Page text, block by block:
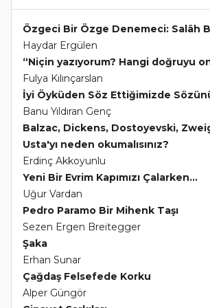
Özgeci Bir Özge Denemeci: Salâh
Haydar Ergülen
“Niçin yazıyorum? Hangi doğruyu
Fulya Kılınçarslan
İyi Öyküden Söz Ettiğimizde
Banu Yıldıran Genç
Balzac, Dickens, Dostoyevski,
Usta'yı neden okumalısınız?
Erdinç Akkoyunlu
Yeni Bir Evrim Kapımızı Çalarken...
Uğur Vardan
Pedro Paramo Bir Mihenk Taşı
Sezen Ergen Breitegger
Şaka
Erhan Sunar
Çağdaş Felsefede Korku
Alper Güngör